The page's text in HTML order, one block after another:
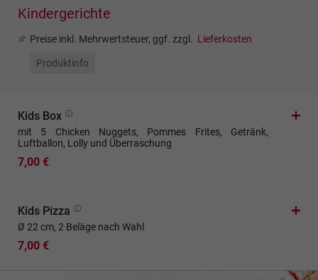
Kindergerichte
Preise inkl. Mehrwertsteuer, ggf. zzgl. Lieferkosten
Produktinfo
Kids Box
mit 5 Chicken Nuggets, Pommes Frites, Getränk,
Luftballon, Lolly und Überraschung
7,00 €
Kids Pizza
Ø 22 cm, 2 Beläge nach Wahl
7,00 €